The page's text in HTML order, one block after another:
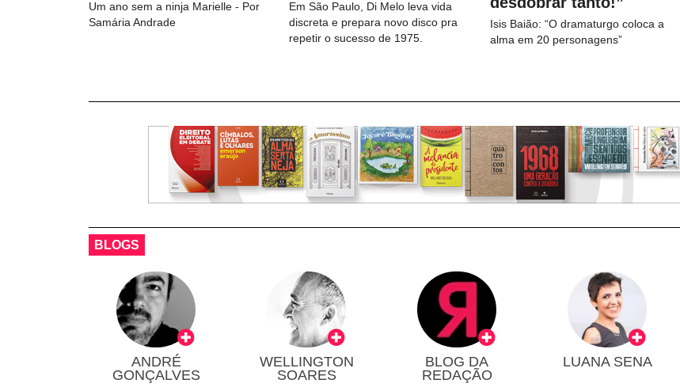
Um ano sem a ninja Marielle - Por
Samária Andrade
Em São Paulo, Di Melo leva vida
discreta e prepara novo disco pra
repetir o sucesso de 1975.
Isis Baião: “O dramaturgo coloca a
alma em 20 personagens”
BLOGS
ANDRÉ
GONÇALVES
WELLINGTON
SOARES
BLOG DA
REDAÇÃO
LUANA SENA